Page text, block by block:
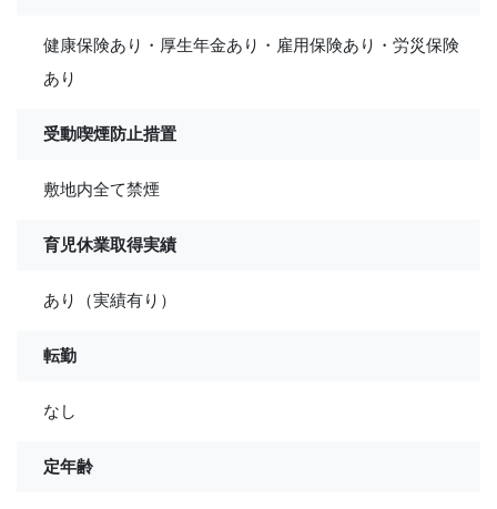
健康保険あり・厚生年金あり・雇用保険あり・労災保険
あり
受動喫煙防止措置
敷地内全て禁煙
育児休業取得実績
あり（実績有り）
転勤
なし
定年齢